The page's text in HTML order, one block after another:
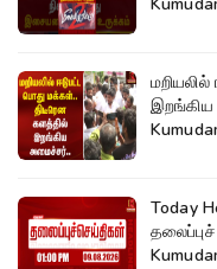
இறங்கிய
Today